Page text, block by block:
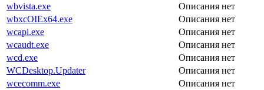
wbvista.exe
Описания нет
wbxcOIEx64.exe
Описания нет
wcapi.exe
Описания нет
wcaudt.exe
Описания нет
wcd.exe
Описания нет
WCDesktop.Updater
Описания нет
wcecomm.exe
Описания нет